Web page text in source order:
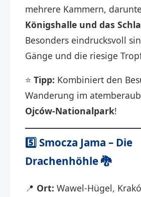
mehrere Kammern,
Königshalle und das
Besonders eindrucksvoll
Gänge und die riesige
⭐ Tipp: Kombiniert den
Wanderung im
Ojców-Nationalpark!
5️⃣ Smocza Jama – Die
Drachenhöhle🐉
📍 Ort: Wawel-Hügel,